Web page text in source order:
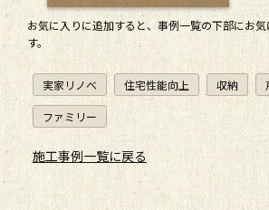
お気に入りに追加すると、 事例一覧の下部にお
す。
実家リノベ 住宅性能向上 収納
ファミリー
施工事例一覧に戻る